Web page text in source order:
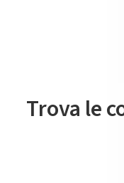
Il servizio di mobilità
Trova le